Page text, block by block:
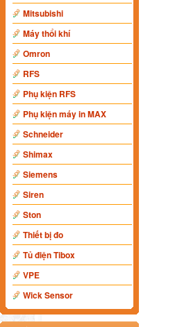
Mitsubishi
Máy thổi khí
Omron
RFS
Phụ kiện RFS
Phụ kiện máy in MAX
Schneider
Shimax
Siemens
Siren
Ston
Thiết bị đo
Tủ điện Tibox
VPE
Wick Sensor